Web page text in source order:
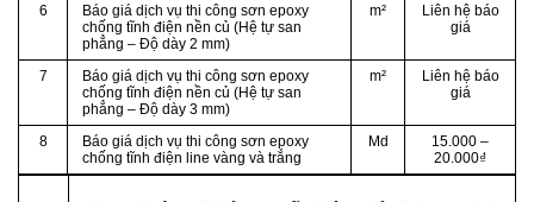
6
Báo giá dịch vụ thi công sơn epoxy
chống tĩnh điện nền củ (Hệ tự san
phẳng – Độ dày 2 mm)
m²
Liên hệ báo
giá
7
Báo giá dịch vụ thi công sơn epoxy
chống tĩnh điện nền củ (Hệ tự san
phẳng – Độ dày 3 mm)
m²
Liên hệ báo
giá
8
Báo giá dịch vụ thi công sơn epoxy
chống tĩnh điện line vàng và trắng
Md
15.000 –
20.000₫